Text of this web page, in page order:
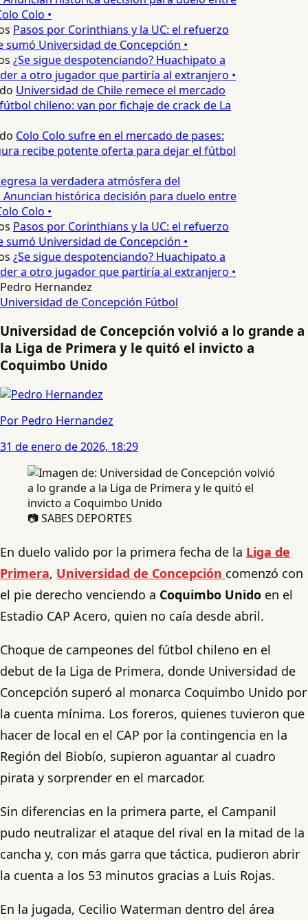
Colo •
Pasos por Corinthians y la UC: el refuerzo
Universidad de Concepción •
¿Se sigue despotenciando? Huachipato a
a otro jugador que partiría al extranjero •
Universidad de Chile remece el mercado
chileno: van por fichaje de crack de La
Colo Colo sufre en el mercado de pases:
recibe potente oferta para dejar el fútbol
la verdadera atmósfera del
histórica decisión para duelo entre
Colo •
Pasos por Corinthians y la UC: el refuerzo
Universidad de Concepción •
¿Se sigue despotenciando? Huachipato a
a otro jugador que partiría al extranjero •
Pedro Hernandez
Universidad de Concepción Fútbol
Universidad de Concepción volvió a lo grande a
la Liga de Primera y le quitó el invicto a
Coquimbo Unido
Por Pedro Hernandez
31 de enero de 2026, 18:29
📷 SABES DEPORTES
En duelo valido por la primera fecha de la Liga de
Primera, Universidad de Concepción comenzó con
el pie derecho venciendo a Coquimbo Unido en el
Estadio CAP Acero, quien no caía desde abril.
Choque de campeones del fútbol chileno en el
debut de la Liga de Primera, donde Universidad de
Concepción superó al monarca Coquimbo Unido por
la cuenta mínima. Los foreros, quienes tuvieron que
hacer de local en el CAP por la contingencia en la
Región del Biobío, supieron aguantar al cuadro
pirata y sorprender en el marcador.
Sin diferencias en la primera parte, el Campanil
pudo neutralizar el ataque del rival en la mitad de la
cancha y, con más garra que táctica, pudieron abrir
la cuenta a los 53 minutos gracias a Luis Rojas.
En la jugada, Cecilio Waterman dentro del área